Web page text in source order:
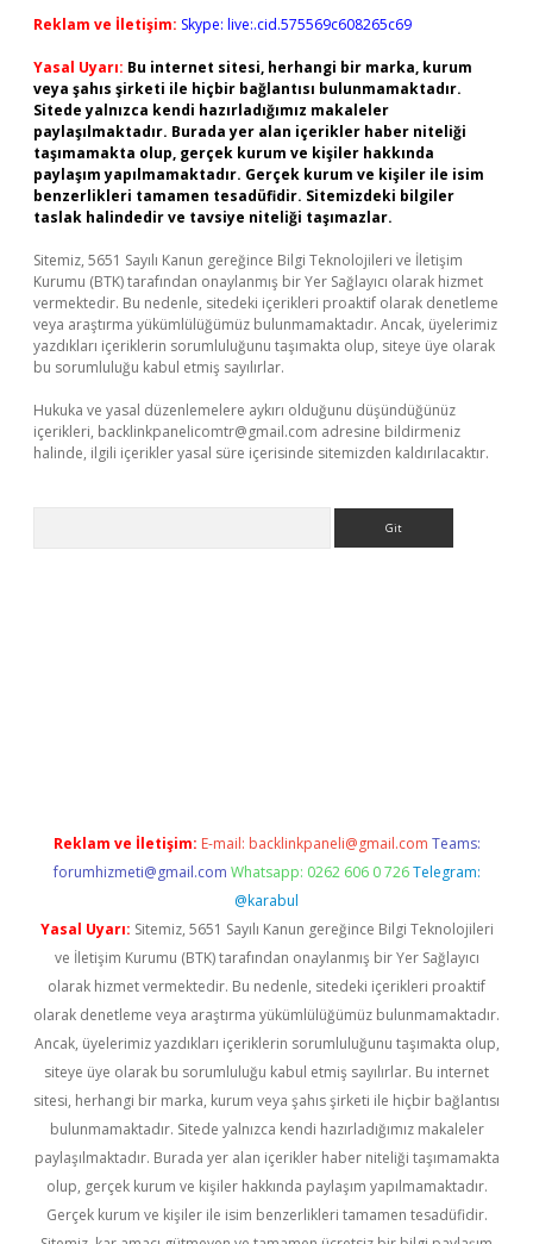
Reklam ve İletişim: Skype: live:.cid.575569c608265c69
Yasal Uyarı: Bu internet sitesi, herhangi bir marka, kurum
veya şahıs şirketi ile hiçbir bağlantısı bulunmamaktadır.
Sitede yalnızca kendi hazırladığımız makaleler
paylaşılmaktadır. Burada yer alan içerikler haber niteliği
taşımamakta olup, gerçek kurum ve kişiler hakkında
paylaşım yapılmamaktadır. Gerçek kurum ve kişiler ile isim
benzerlikleri tamamen tesadüfidir. Sitemizdeki bilgiler
taslak halindedir ve tavsiye niteliği taşımazlar.
Sitemiz, 5651 Sayılı Kanun gereğince Bilgi Teknolojileri ve İletişim
Kurumu (BTK) tarafından onaylanmış bir Yer Sağlayıcı olarak hizmet
vermektedir. Bu nedenle, sitedeki içerikleri proaktif olarak denetleme
veya araştırma yükümlülüğümüz bulunmamaktadır. Ancak, üyelerimiz
yazdıkları içeriklerin sorumluluğunu taşımakta olup, siteye üye olarak
bu sorumluluğu kabul etmiş sayılırlar.
Hukuka ve yasal düzenlemelere aykırı olduğunu düşündüğünüz
içerikleri, backlinkpanelicomtr@gmail.com adresine bildirmeniz
halinde, ilgili içerikler yasal süre içerisinde sitemizden kaldırılacaktır.
Reklam ve İletişim: E-mail: backlinkpaneli@gmail.com Teams:
forumhizmeti@gmail.com Whatsapp: 0262 606 0 726 Telegram:
@karabul
Yasal Uyarı: Sitemiz, 5651 Sayılı Kanun gereğince Bilgi Teknolojileri
ve İletişim Kurumu (BTK) tarafından onaylanmış bir Yer Sağlayıcı
olarak hizmet vermektedir. Bu nedenle, sitedeki içerikleri proaktif
olarak denetleme veya araştırma yükümlülüğümüz bulunmamaktadır.
Ancak, üyelerimiz yazdıkları içeriklerin sorumluluğunu taşımakta olup,
siteye üye olarak bu sorumluluğu kabul etmiş sayılırlar. Bu internet
sitesi, herhangi bir marka, kurum veya şahıs şirketi ile hiçbir bağlantısı
bulunmamaktadır. Sitede yalnızca kendi hazırladığımız makaleler
paylaşılmaktadır. Burada yer alan içerikler haber niteliği taşımamakta
olup, gerçek kurum ve kişiler hakkında paylaşım yapılmamaktadır.
Gerçek kurum ve kişiler ile isim benzerlikleri tamamen tesadüfidir.